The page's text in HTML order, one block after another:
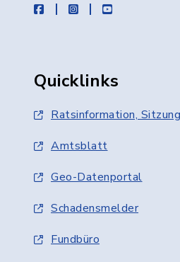
facebookinstagramyoutube
Quicklinks
Ratsinformation,
Amtsblatt
Geo-Datenportal
Schadensmelder
Fundbüro